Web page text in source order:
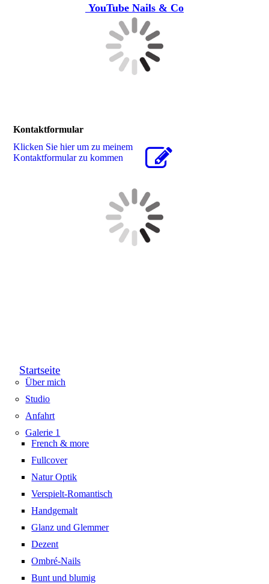
YouTube Nails & Co
Kontaktformular
Klicken Sie hier um zu meinem
Kon­takt­for­mu­lar zu kommen
Startseite
Über mich
Studio
Anfahrt
Galerie 1
French & more
Fullcover
Natur Optik
Verspielt-Romantisch
Handgemalt
Glanz und Glemmer
Dezent
Ombré-Nails
Bunt und blumig